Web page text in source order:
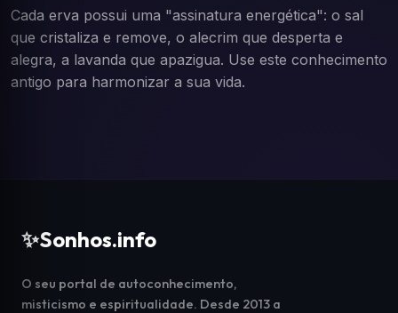
Cada erva possui uma "assinatura energética": o sal
que cristaliza e remove, o alecrim que desperta e
alegra, a lavanda que apazigua. Use este conhecimento
antigo para harmonizar a sua vida.
✨Sonhos.info
O seu portal de autoconhecimento,
misticismo e espiritualidade. Desde 2013 a